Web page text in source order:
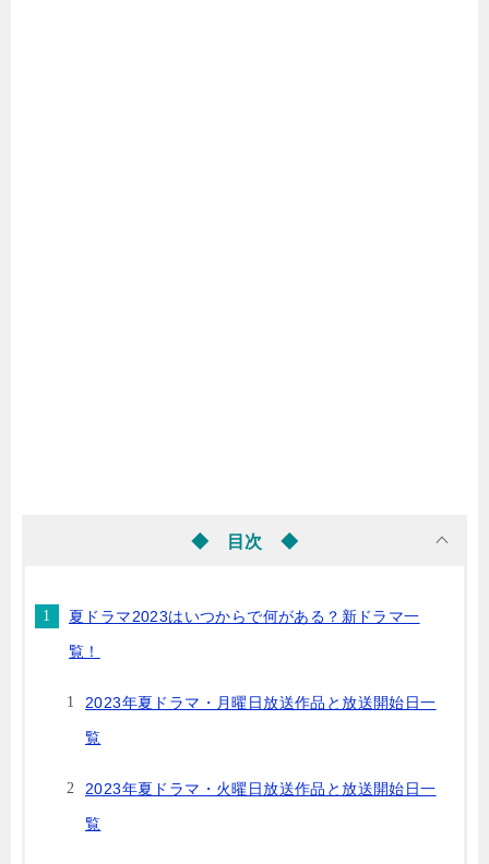
◆ 目次 ◆
夏ドラマ2023はいつからで何がある？新ドラマ一
覧！
2023年夏ドラマ・月曜日放送作品と放送開始日一
覧
2023年夏ドラマ・火曜日放送作品と放送開始日一
覧